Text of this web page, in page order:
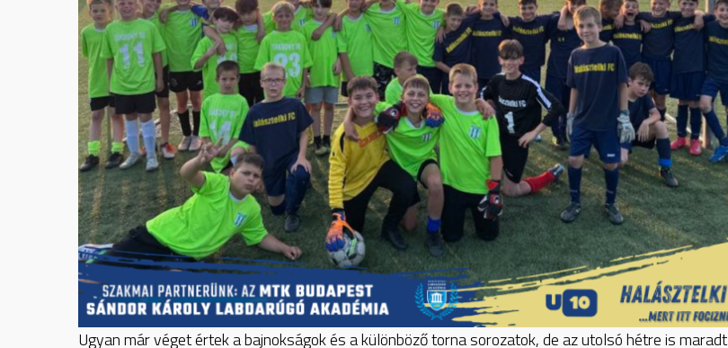
Ugyanmár véget értek a bajnokságok és a különböző torna sorozatok, de az utolsó hétre is maradt